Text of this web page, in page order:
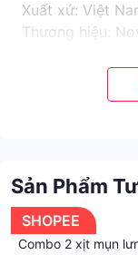
Xuất xứ: Việt
Thương hiệu:
Màu sắc: Trắng,
Ngày sản xuất:
- Allantoin 0.2%
- Nicotinamide
CÔNG DỤNG
- Hỗ trợ làm
Sản Phẩm
SHOPEE
Combo 2 xịt mụn